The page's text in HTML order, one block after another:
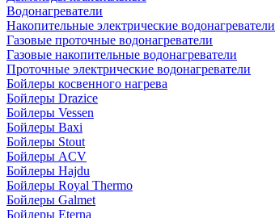
Водонагреватели
Накопительные электрические водонагреватели
Газовые проточные водонагреватели
Газовые накопительные водонагреватели
Проточные электрические водонагреватели
Бойлеры косвенного нагрева
Бойлеры Drazice
Бойлеры Vessen
Бойлеры Baxi
Бойлеры Stout
Бойлеры ACV
Бойлеры Hajdu
Бойлеры Royal Thermo
Бойлеры Galmet
Бойлеры Eterna